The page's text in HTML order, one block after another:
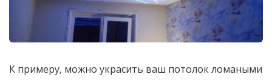
К примеру, можно украсить ваш потолок ломаными